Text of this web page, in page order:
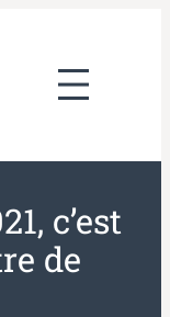
c’est
de